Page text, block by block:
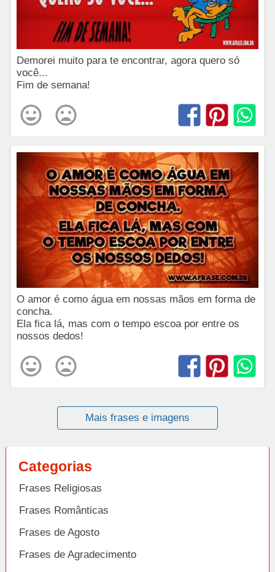
Demorei muito para te encontrar, agora quero só
você...
Fim de semana!
O amor é como água em nossas mãos em forma de
concha.
Ela fica lá, mas com o tempo escoa por entre os
nossos dedos!
Mais frases e imagens
Categorias
Frases Religiosas
Frases Românticas
Frases de Agosto
Frases de Agradecimento